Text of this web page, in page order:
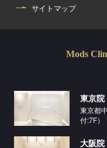
サイトマップ
Mods
東京院
東京都
付:7F）
大阪院